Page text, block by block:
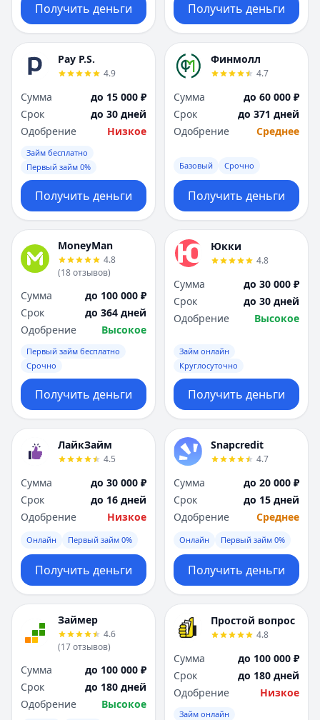
Получить деньги Получить деньги
Pay P.S.
4.9
Сумма
до 15 000 ₽
Срок
до 30 дней
Одобрение
Низкое
Займ бесплатно
Первый займ 0%
Получить деньги
Финмолл
4.7
Сумма
до 60 000 ₽
Срок
до 371 дней
Одобрение
Среднее
Базовый Срочно
Получить деньги
MoneyMan
4.8
(18отзывов)
Сумма
до 100 000 ₽
Срок
до 364 дней
Одобрение
Высокое
Первый займ бесплатно
Срочно
Получить деньги
Юкки
4.8
Сумма
до 30 000 ₽
Срок
до 30 дней
Одобрение
Высокое
Займ онлайн
Круглосуточно
Получить деньги
ЛайкЗайм
4.5
Сумма
до 30 000 ₽
Срок
до 16 дней
Одобрение
Низкое
Онлайн Первый займ 0%
Получить деньги
Snapcredit
4.7
Сумма
до 20 000 ₽
Срок
до 15 дней
Одобрение
Среднее
Онлайн Первый займ 0%
Получить деньги
Займер
4.6
(17отзывов)
Сумма
до 100 000 ₽
Срок
до 180 дней
Одобрение
Высокое
Простой вопрос
4.8
Сумма
до 100 000 ₽
Срок
до 180 дней
Одобрение
Низкое
Займ онлайн